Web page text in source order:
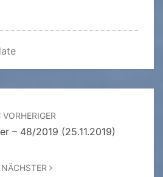
VORHERIGER
– 48/2019 (25.11.2019)
NÄCHSTER